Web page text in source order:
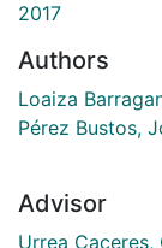
2017
Authors
Loaiza
Pérez Bustos,
Advisor
Urrea